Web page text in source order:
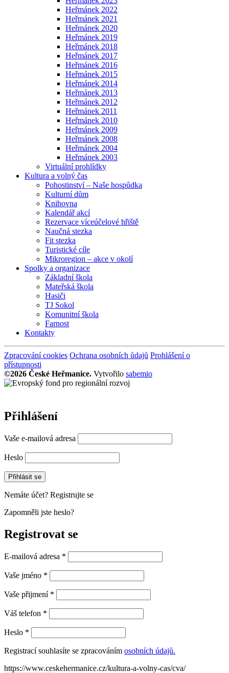
Heřmánek 2022
Heřmánek 2021
Heřmánek 2020
Heřmánek 2019
Heřmánek 2018
Heřmánek 2017
Heřmánek 2016
Heřmánek 2015
Heřmánek 2014
Heřmánek 2013
Heřmánek 2012
Heřmánek 2011
Heřmánek 2010
Heřmánek 2009
Heřmánek 2008
Heřmánek 2004
Heřmánek 2003
Virtuální prohlídky
Kultura a volný čas
Pohostinství – Naše hospůdka
Kulturní dům
Knihovna
Kalendář akcí
Rezervace víceúčelové hřiště
Naučná stezka
Fit stezka
Turistické cíle
Mikroregion – akce v okolí
Spolky a organizace
Základní škola
Mateřská škola
Hasiči
TJ Sokol
Komunitní škola
Farnost
Kontakty
Zpracování cookies Ochrana osobních ůdajů Prohlášení o
přístupnosti
©2026 České Heřmanice. Vytvořilo sabemio
Přihlášení
Vaše e-mailová adresa
Heslo
Přihlásit se
Nemáte účet? Registrujte se
Zapomněli jste heslo?
Registrovat se
E-mailová adresa *
Vaše jméno *
Vaše přijmení *
Váš telefon *
Heslo *
Registrací souhlasíte se zpracováním osobních údajů.
https://www.ceskehermanice.cz/kultura-a-volny-cas/cva/